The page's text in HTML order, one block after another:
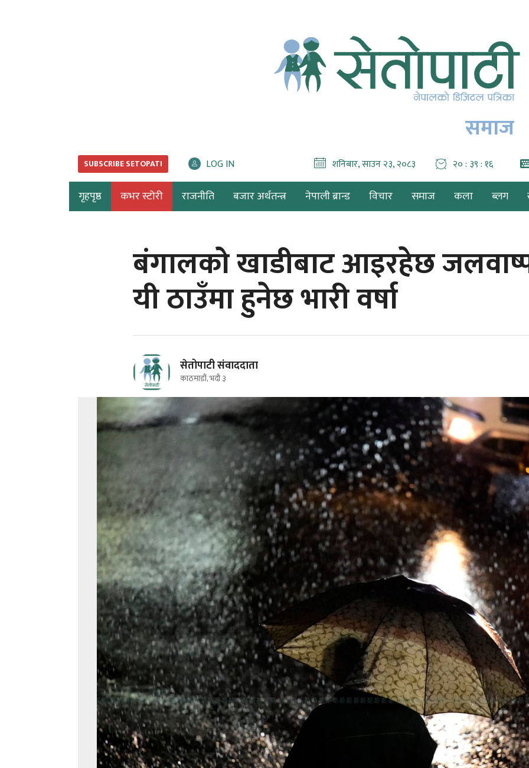
समाज
SUBSCRIBE SETOPATI LOG IN शनिबार, साउन २३, २०८३ २० : ३९ : १७
गृहपृष्ठ कभर स्टोरी राजनीति बजार अर्थतन्त्र नेपाली ब्रान्ड विचार समाज कला ब्लग
बंगालको खाडीबाट आइरहेछ
यी ठाउँमा हुनेछ भारी वर्षा
सेतोपाटी संवाददाता
काठमाडौं, भदौ ३